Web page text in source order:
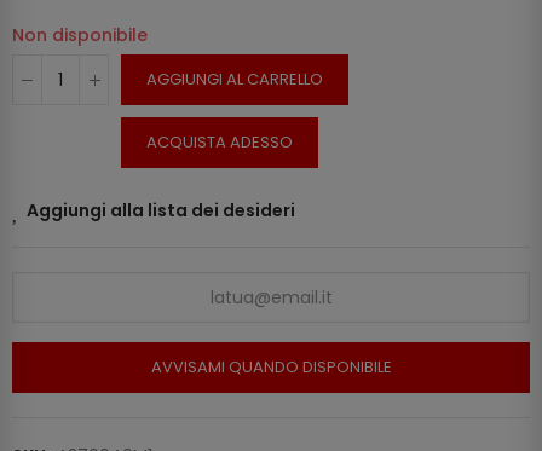
Non disponibile
AGGIUNGI AL CARRELLO
ACQUISTA ADESSO
Aggiungi alla lista dei desideri
AVVISAMI QUANDO DISPONIBILE